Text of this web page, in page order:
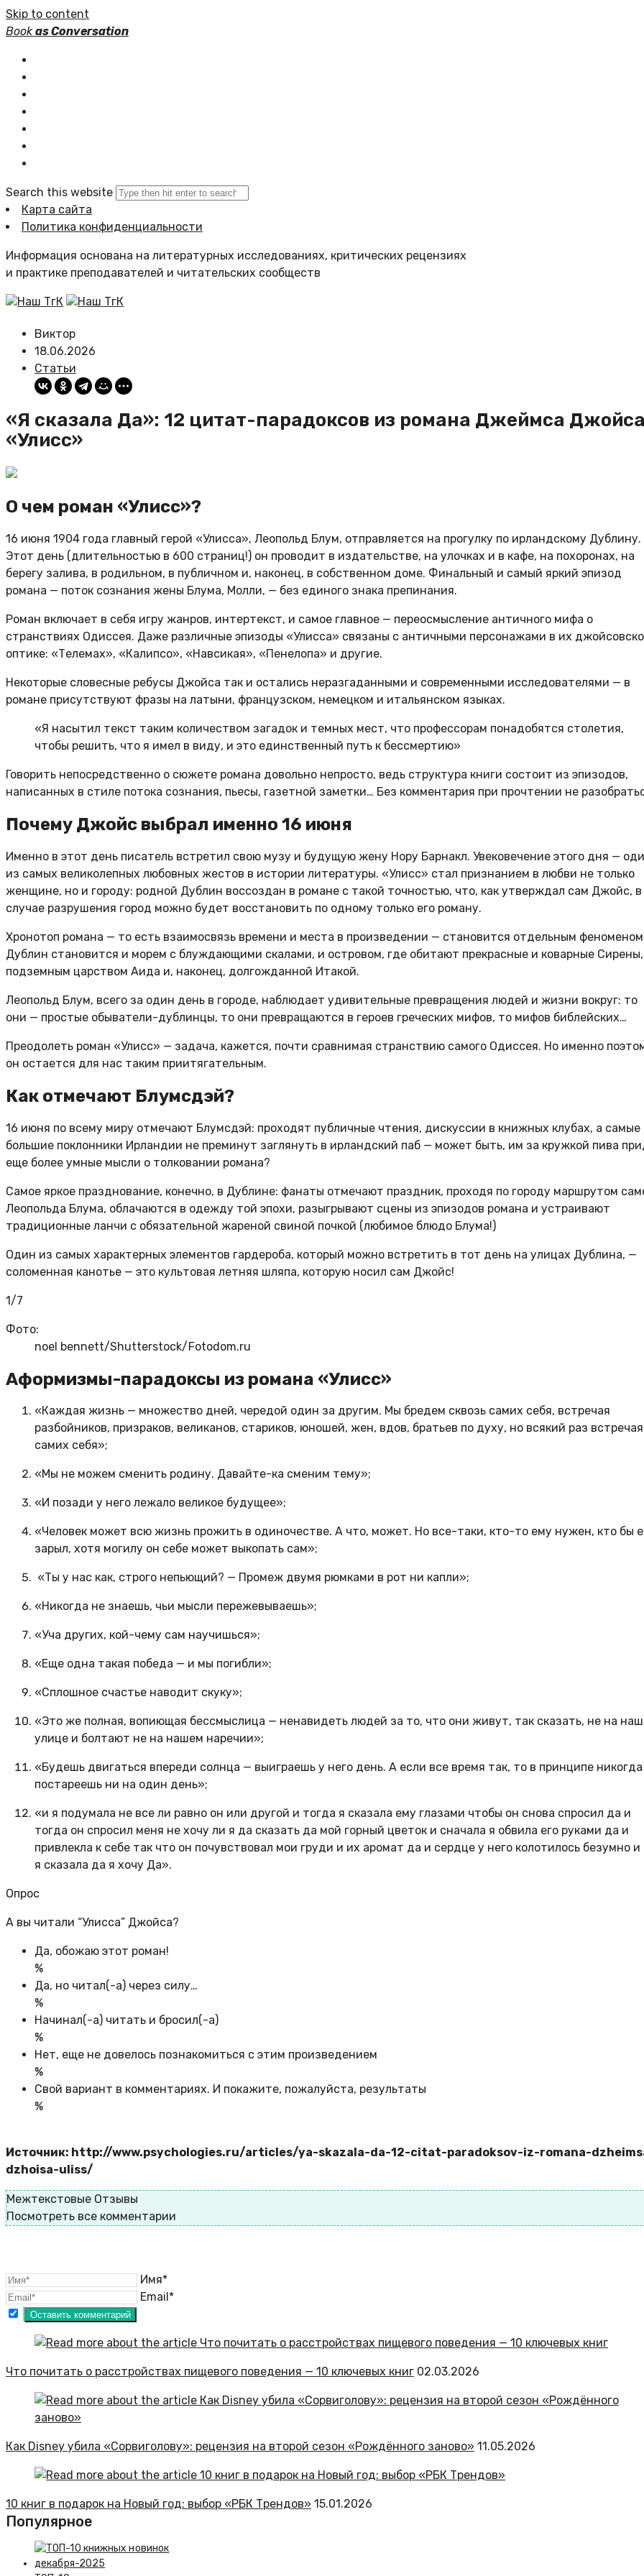
Skip to content
Bookas Conversation
Search this website
Карта сайта
Политика конфиденциальности
Информация основана на литературных исследованиях, критических рецензиях
и практике преподавателей и читательских сообществ
Наш ТгК Наш ТгК
Виктор
18.06.2026
Статьи
«Я сказала Да»: 12 цитат-парадоксов из романа Джеймса
«Улисс»
О чем роман «Улисс»?
16 июня 1904 года главный герой «Улисса», Леопольд Блум, отправляется на прогулку по ирландскому Дублину.
Этот день (длительностью в 600 страниц!) он проводит в издательстве, на улочках и в кафе, на похоронах, на
берегу залива, в родильном, в публичном и, наконец, в собственном доме. Финальный и самый яркий эпизод
романа — поток сознания жены Блума, Молли, — без единого знака препинания.
Роман включает в себя игру жанров, интертекст, и самое главное — переосмысление античного мифа о
странствиях Одиссея. Даже различные эпизоды «Улисса» связаны с античными персонажами в их
оптике: «Телемах», «Калипсо», «Навсикая», «Пенелопа» и другие.
Некоторые словесные ребусы Джойса так и остались неразгаданными и современными исследователями — в
романе присутствуют фразы на латыни, французском, немецком и итальянском языках.
«Я насытил текст таким количеством загадок и темных мест, что профессорам понадобятся столетия,
чтобы решить, что я имел в виду, и это единственный путь к бессмертию»
Говорить непосредственно о сюжете романа довольно непросто, ведь структура книги состоит из эпизодов,
написанных в стиле потока сознания, пьесы, газетной заметки… Без комментария при прочтении не
Почему Джойс выбрал именно 16 июня
Именно в этот день писатель встретил свою музу и будущую жену Нору Барнакл. Увековечение этого дня —
из самых великолепных любовных жестов в истории литературы. «Улисс» стал признанием в любви не только
женщине, но и городу: родной Дублин воссоздан в романе с такой точностью, что, как утверждал сам Джойс, в
случае разрушения город можно будет восстановить по одному только его роману.
Хронотоп романа — то есть взаимосвязь времени и места в произведении — становится отдельным
Дублин становится и морем с блуждающими скалами, и островом, где обитают прекрасные и коварные
подземным царством Аида и, наконец, долгожданной Итакой.
Леопольд Блум, всего за один день в городе, наблюдает удивительные превращения людей и жизни вокруг: то
они — простые обыватели-дублинцы, то они превращаются в героев греческих мифов, то мифов библейских…
Преодолеть роман «Улисс» — задача, кажется, почти сравнимая странствию самого Одиссея. Но именно
он остается для нас таким приитягательным.
Как отмечают Блумсдэй?
16 июня по всему миру отмечают Блумсдэй: проходят публичные чтения, дискуссии в книжных клубах, а самые
большие поклонники Ирландии не преминут заглянуть в ирландский паб — может быть, им за кружкой пива
еще более умные мысли о толковании романа?
Самое яркое празднование, конечно, в Дублине: фанаты отмечают праздник, проходя по городу маршрутом
Леопольда Блума, облачаются в одежду той эпохи, разыгрывают сцены из эпизодов романа и устраивают
традиционные ланчи с обязательной жареной свиной почкой (любимое блюдо Блума!)
Один из самых характерных элементов гардероба, который можно встретить в тот день на улицах Дублина, —
соломенная канотье — это культовая летняя шляпа, которую носил сам Джойс!
1/7
Фото:
noel bennett/Shutterstock/Fotodom.ru
Аформизмы-парадоксы из романа «Улисс»
«Каждая жизнь — множество дней, чередой один за другим. Мы бредем сквозь самих себя, встречая
разбойников, призраков, великанов, стариков, юношей, жен, вдов, братьев по духу, но всякий раз встречая
самих себя»;
«Мы не можем сменить родину. Давайте-ка сменим тему»;
«И позади у него лежало великое будущее»;
«Человек может всю жизнь прожить в одиночестве. А что, может. Но все-таки, кто-то ему нужен, кто бы
зарыл, хотя могилу он себе может выкопать сам»;
«Ты у нас как, строго непьющий? — Промеж двумя рюмками в рот ни капли»;
«Никогда не знаешь, чьи мысли пережевываешь»;
«Уча других, кой-чему сам научишься»;
«Еще одна такая победа — и мы погибли»;
«Сплошное счастье наводит скуку»;
«Это же полная, вопиющая бессмыслица — ненавидеть людей за то, что они живут, так сказать, не на
улице и болтают не на нашем наречии»;
«Будешь двигаться впереди солнца — выиграешь у него день. А если все время так, то в принципе
постареешь ни на один день»;
«и я подумала не все ли равно он или другой и тогда я сказала ему глазами чтобы он снова спросил да и
тогда он спросил меня не хочу ли я да сказать да мой горный цветок и сначала я обвила его руками да и
привлекла к себе так что он почувствовал мои груди и их аромат да и сердце у него колотилось безумно и
я сказала да я хочу Да».
Опрос
А вы читали “Улисса” Джойса?
Да, обожаю этот роман!
%
Да, но читал(-а) через силу…
%
Начинал(-а) читать и бросил(-а)
%
Нет, еще не довелось познакомиться с этим произведением
%
Свой вариант в комментариях. И покажите, пожалуйста, результаты
%
Источник: http://www.psychologies.ru/articles/ya-skazala-da-12-citat-paradoksov-iz-romana-
dzhoisa-uliss/
Межтекстовые Отзывы
Посмотреть все комментарии
Имя*
Email*
Что почитать о расстройствах пищевого поведения — 10 ключевых книг 02.03.2026
Как Disney убила «Сорвиголову»: рецензия на второй сезон «Рождённого заново» 11.05.2026
10 книг в подарок на Новый год: выбор «РБК Трендов» 15.01.2026
Популярное